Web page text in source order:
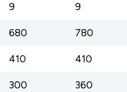
9 9
680 780
410 410
300 360